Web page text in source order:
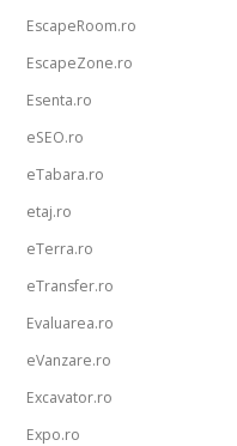
EscapeRoom.ro
EscapeZone.ro
Esenta.ro
eSEO.ro
eTabara.ro
etaj.ro
eTerra.ro
eTransfer.ro
Evaluarea.ro
eVanzare.ro
Excavator.ro
Expo.ro